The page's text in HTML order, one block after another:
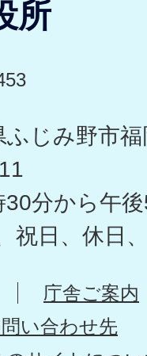
所
じみ野市
30分から午
祝日、休日
庁舎ご案内
い合わせ先